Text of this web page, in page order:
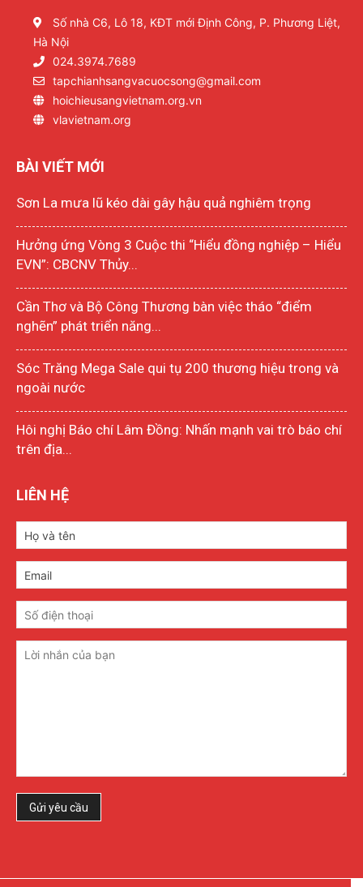
Số nhà C6, Lô 18, KĐT mới Định Công, P. Phương Liệt,
Hà Nội
024.3974.7689
tapchianhsangvacuocsong@gmail.com
hoichieusangvietnam.org.vn
vlavietnam.org
BÀI VIẾT MỚI
Sơn La mưa lũ kéo dài gây hậu quả nghiêm trọng
Hưởng ứng Vòng 3 Cuộc thi “Hiểu đồng nghiệp – Hiểu
EVN”: CBCNV Thủy...
Cần Thơ và Bộ Công Thương bàn việc tháo “điểm
nghẽn” phát triển năng...
Sóc Trăng Mega Sale qui tụ 200 thương hiệu trong và
ngoài nước
Hôi nghị Báo chí Lâm Đồng: Nhấn mạnh vai trò báo chí
trên địa...
LIÊN HỆ